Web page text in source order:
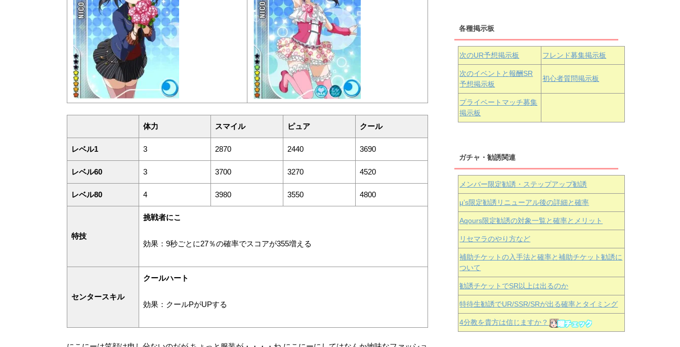
体力 スマイル ピュア クール
レベル1 3 2870 2440 3690
レベル60 3 3700 3270 4520
レベル80 4 3980 3550 4800
特技
挑戦者にこ
効果：9秒ごとに27％の確率でスコアが355増える
センタースキル
クールハート
効果：クールPがUPする
黒澤ダイヤ
近江彼方
エマ・ヴェ
各種掲示板
次のUR予想掲示板 フレンド募集掲示板
次のイベントと報酬SR
予想掲示板
初心者質問掲示板
プライベートマッチ募集
掲示板
ガチャ・勧誘関連
メンバー限定勧誘・ステップアップ勧誘
μ’s限定勧誘リニューアル後の詳細と確率
Aqours限定勧誘の対象一覧と確率とメリット
リセマラのやり方など
補助チケットの入手法と確率と補助チケット勧誘に
ついて
勧誘チケットでSR以上は出るのか
特待生勧誘でUR/SSR/SRが出る確率とタイミング
4分教を貴方は信じますか？